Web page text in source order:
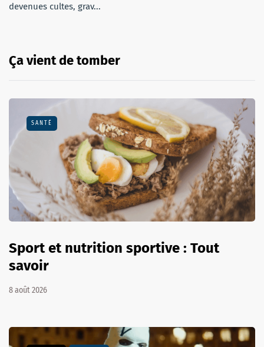
devenues cultes, grav...
Ça vient de tomber
SANTÉ
Sport et nutrition sportive : Tout
savoir
8 août 2026